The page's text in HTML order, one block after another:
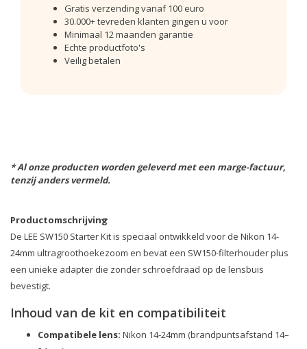
Gratis verzending vanaf 100 euro
30.000+ tevreden klanten gingen u voor
Minimaal 12 maanden garantie
Echte productfoto's
Veilig betalen
* Al onze producten worden geleverd met een marge-factuur,
tenzij anders vermeld.
Productomschrijving
De LEE SW150 Starter Kit is speciaal ontwikkeld voor de Nikon 14-
24mm ultragroothoekezoom en bevat een SW150-filterhouder plus
een unieke adapter die zonder schroefdraad op de lensbuis
bevestigt.
Inhoud van de kit en compatibiliteit
Compatibele lens: Nikon 14-24mm (brandpuntsafstand 14–